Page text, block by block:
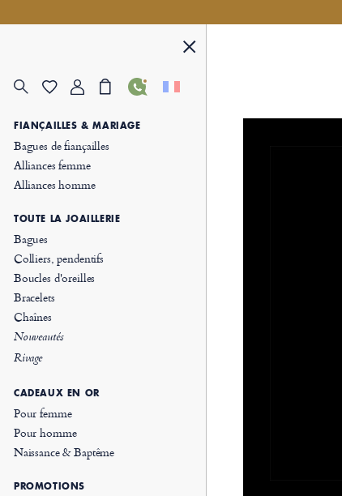
FIANÇAILLES & MARIAGE
Bagues de fiançailles
Alliances femme
Alliances homme
TOUTE LA JOAILLERIE
Bagues
Colliers, pendentifs
Boucles d'oreilles
Bracelets
Chaînes
Nouveautés
Rivage
CADEAUX EN OR
Pour femme
Pour homme
Naissance & Baptême
PROMOTIONS